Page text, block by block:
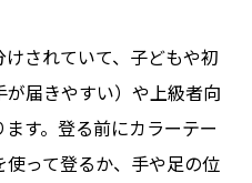
されていて、子どもや初
届きやすい）や上級者向
す。登る前にカラーテー
って登るか、手や足の位